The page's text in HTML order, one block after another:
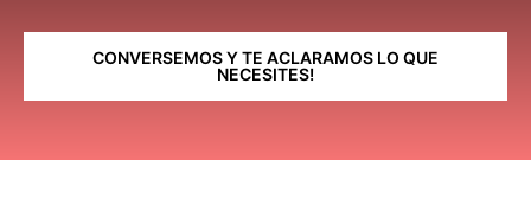
CONVERSEMOS Y TE ACLARAMOS LO QUE
NECESITES!